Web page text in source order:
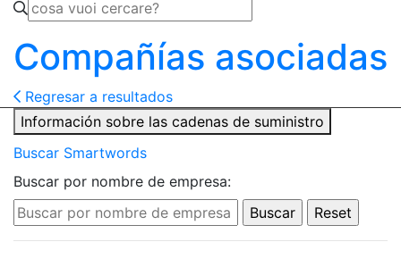
Compañías asociadas
Regresar a resultados
Información sobre las cadenas de suministro
Buscar Smartwords
Buscar por nombre de empresa: